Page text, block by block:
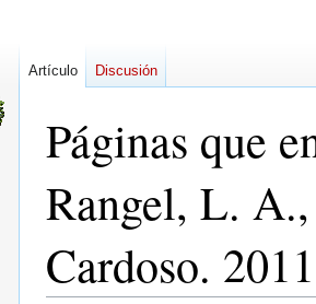
Páginas que
Rangel, L.
Cardoso.
Artículo Discusión